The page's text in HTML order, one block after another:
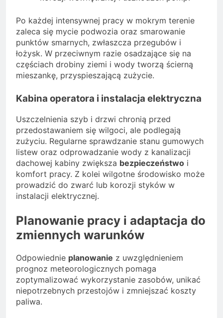
Po każdej intensywnej pracy w mokrym terenie
zaleca się mycie podwozia oraz smarowanie
punktów smarnych, zwłaszcza przegubów i
łożysk. W przeciwnym razie osadzające się na
częściach drobiny ziemi i wody tworzą ścierną
mieszankę, przyspieszającą zużycie.
Kabina operatora i instalacja elektryczna
Uszczelnienia szyb i drzwi chronią przed
przedostawaniem się wilgoci, ale podlegają
zużyciu. Regularne sprawdzanie stanu gumowych
listew oraz odprowadzanie wody z kanalizacji
dachowej kabiny zwiększa bezpieczeństwo i
komfort pracy. Z kolei wilgotne środowisko może
prowadzić do zwarć lub korozji styków w
instalacji elektrycznej.
Planowanie pracy i adaptacja do
zmiennych warunków
Odpowiednie planowanie z uwzględnieniem
prognoz meteorologicznych pomaga
zoptymalizować wykorzystanie zasobów, unikać
niepotrzebnych przestojów i zmniejszać koszty
paliwa.